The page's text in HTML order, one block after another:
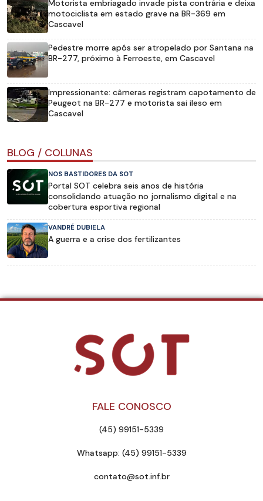
Motorista embriagado invade pista contrária e deixa
motociclista em estado grave na BR-369 em
Cascavel
Pedestre morre após ser atropelado por Santana na
BR-277, próximo à Ferroeste, em Cascavel
Impressionante: câmeras registram capotamento de
Peugeot na BR-277 e motorista sai ileso em
Cascavel
BLOG / COLUNAS
NOS BASTIDORES DA SOT
Portal SOT celebra seis anos de história
consolidando atuação no jornalismo digital e na
cobertura esportiva regional
VANDRÉ DUBIELA
A guerra e a crise dos fertilizantes
FALE CONOSCO
(45) 99151-5339
Whatsapp: (45) 99151-5339
contato@sot.inf.br